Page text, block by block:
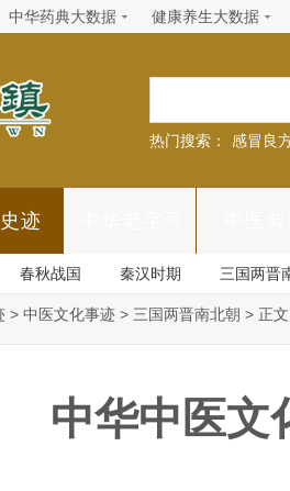
中华药典大数据 健康养生大数据
热门搜索： 感冒良
迹
春秋战国 秦汉时期 三国两晋
> 中医文化事迹 > 三国两晋南北朝 > 正文
中华中医文